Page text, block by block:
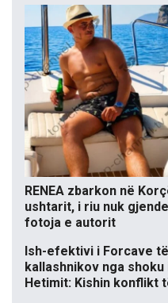
RENEA zbarkon në
ushtarit, i riu nuk
fotoja e autorit
Ish-efektivi i Forcave
kallashnikov nga
Hetimit: Kishin konflikt